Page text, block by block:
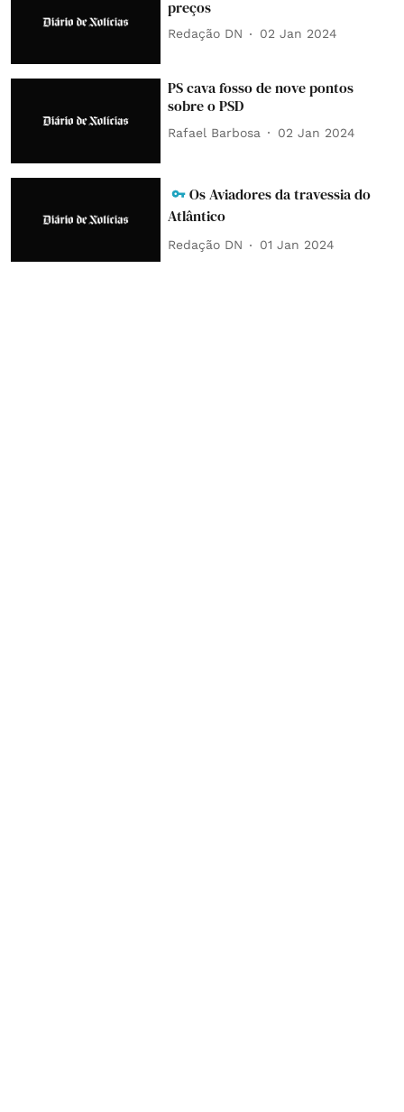
preços
Redação DN 02 Jan 2024
PS cava fosso de nove pontos
sobre o PSD
Rafael Barbosa 02 Jan 2024
Os Aviadores da travessia do
Atlântico
Redação DN 01 Jan 2024